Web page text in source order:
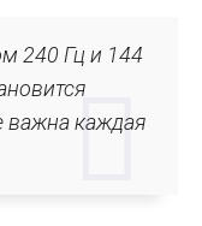
240 Гц и 144
важна каждая